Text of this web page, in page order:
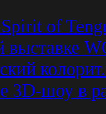
of
выставке
3D-шоу в